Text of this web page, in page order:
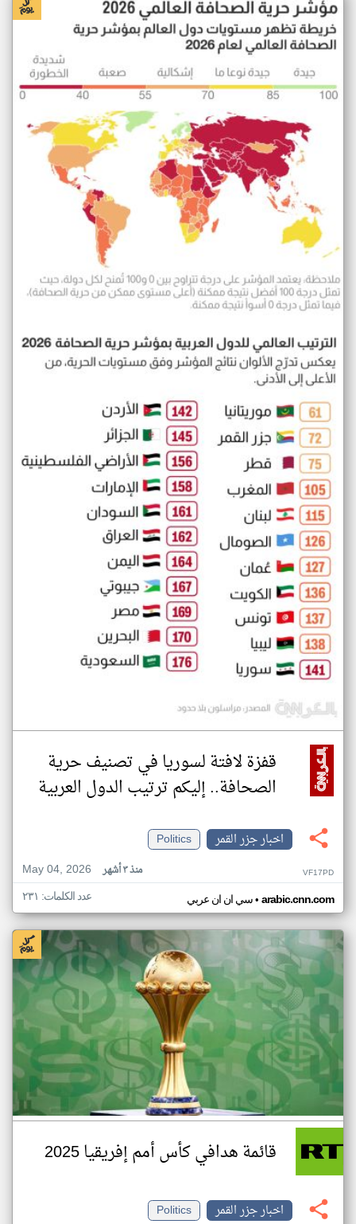
قفزة لافتة لسوريا في تصنيف حرية
الصحافة.. إليكم ترتيب الدول العربية
اخبار جزر القمر
Politics
May 04, 2026
منذ ٣ أشهر VF17PD
سي ان ان عربي• arabic.cnn.com عدد الكلمات: ٢٣١
قائمة هدافي كأس أمم إفريقيا 2025
اخبار جزر القمر
Politics